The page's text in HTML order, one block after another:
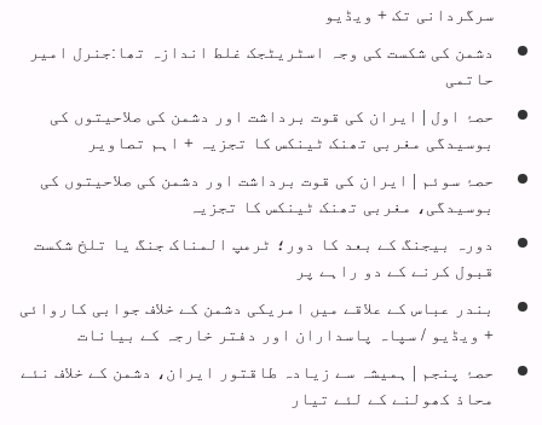
سرگردانی تک + ویڈیو
دشمن کی شکست کی وجہ اسٹریٹجک غلط اندازہ تھا:جنرل امیر
حاتمی
حصۂ اول | ایران کی قوت برداشت اور دشمن کی صلاحیتوں کی
بوسیدگی مغربی تھنک ٹینکس کا تجزیہ + اہم تصاویر
حصۂ سوئم | ایران کی قوت برداشت اور دشمن کی صلاحیتوں کی
بوسیدگی، مغربی تھنک ٹینکس کا تجزیہ
دورہ بیجنگ کے بعد کا دور؛ ٹرمپ المناک جنگ یا تلخ شکست
قبول کرنے کے دو راہے پر
بندر عباس کے علاقے میں امریکی دشمن کے خلاف جوابی کاروائی
+ ویڈیو / سپاہ پاسداران اور دفتر خارجہ کے بیانات
حصۂ پنجم | ہمیشہ سے زیادہ طاقتور ایران، دشمن کے خلاف نئے
محاذ کھولنے کے لئے تیار